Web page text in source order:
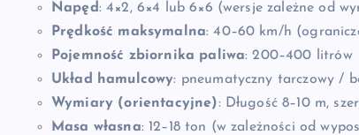
Napęd: 4×2, 6×4 lub 6×6 (wersje zależne od
Prędkość maksymalna: 40–60 km/h
Pojemność zbiornika paliwa: 200–400 litrów
Układ hamulcowy: pneumatyczny tarczowy /
Wymiary (orientacyjne): Długość 8–10 m,
Masa własna: 12–18 ton (w zależności od